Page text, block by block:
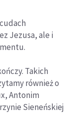
Jezusa, ale i
Takich
również o
Antonim
Sieneńskiej